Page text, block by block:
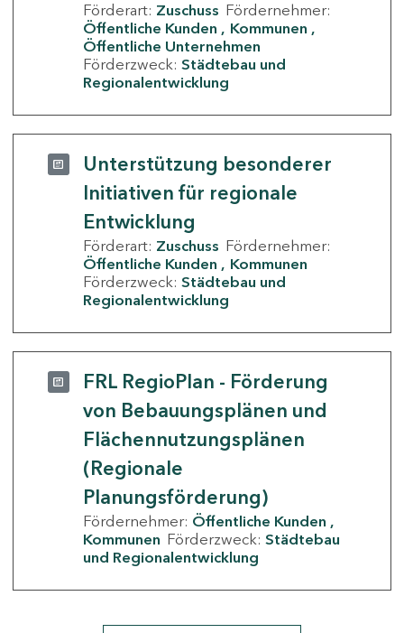
Förderart: Zuschuss Fördernehmer:
Öffentliche Kunden
Kommunen
Öffentliche Unternehmen
Förderzweck: Städtebau und
Regionalentwicklung
Unterstützung besonderer
Initiativen für regionale
Entwicklung
Förderart: Zuschuss Fördernehmer:
Öffentliche Kunden
Kommunen
Förderzweck: Städtebau und
Regionalentwicklung
FRL RegioPlan - Förderung
von Bebauungsplänen und
Flächennutzungsplänen
(Regionale
Planungsförderung)
Fördernehmer: Öffentliche Kunden
Kommunen Förderzweck: Städtebau
und Regionalentwicklung